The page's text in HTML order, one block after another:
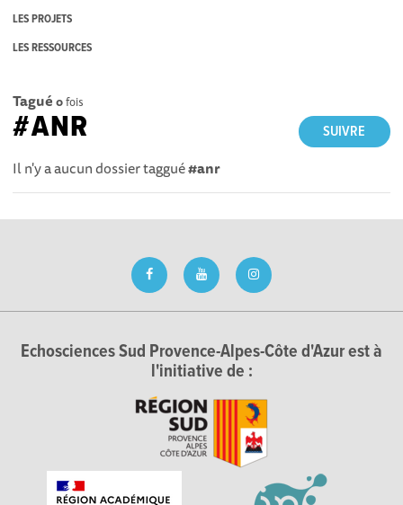
LES PROJETS
LES RESSOURCES
Tagué 0fois
SUIVRE
#ANR
Il n'y a aucun dossier taggué#anr
Echosciences Sud Provence-Alpes-Côte d'Azur est à
l'initiative de :